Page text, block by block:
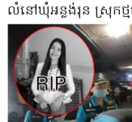
លំនៅឃុំអន្លង់រុន ស្រុកថ្